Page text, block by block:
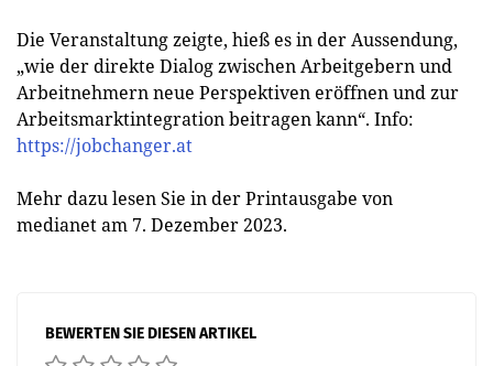
Die Veranstaltung zeigte, hieß es in der Aussendung,
„wie der direkte Dialog zwischen Arbeitgebern und
Arbeitnehmern neue Perspektiven eröffnen und zur
Arbeitsmarktintegration beitragen kann“. Info:
https://jobchanger.at
Mehr dazu lesen Sie in der Printausgabe von
medianet am 7. Dezember 2023.
BEWERTEN SIE DIESEN ARTIKEL